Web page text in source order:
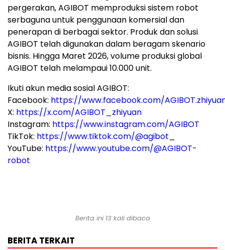
pergerakan, AGIBOT memproduksi sistem robot
serbaguna untuk penggunaan komersial dan
penerapan di berbagai sektor. Produk dan solusi
AGIBOT telah digunakan dalam beragam skenario
bisnis. Hingga Maret 2026, volume produksi global
AGIBOT telah melampaui 10.000 unit.
Ikuti akun media sosial AGIBOT:
Facebook: https://www.facebook.com/
X: https://x.com/AGIBOT_zhiyuan
Instagram: https://www.instagram.com/AGIBOT
TikTok: https://www.tiktok.com/@agibot
YouTube: https://www.youtube.com/@AGIBOT-
robot
Berita ini 13 kali dibaca
BERITA TERKAIT